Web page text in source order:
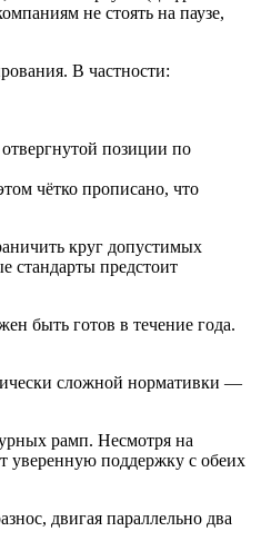
не стоять на паузе,
В частности:
позиции по
чётко прописано, что
круг допустимых
стандарты предстоит
быть готов в течение года.
сложной нормативки —
рамп. Несмотря на
уверенную поддержку с обеих
двигая параллельно два